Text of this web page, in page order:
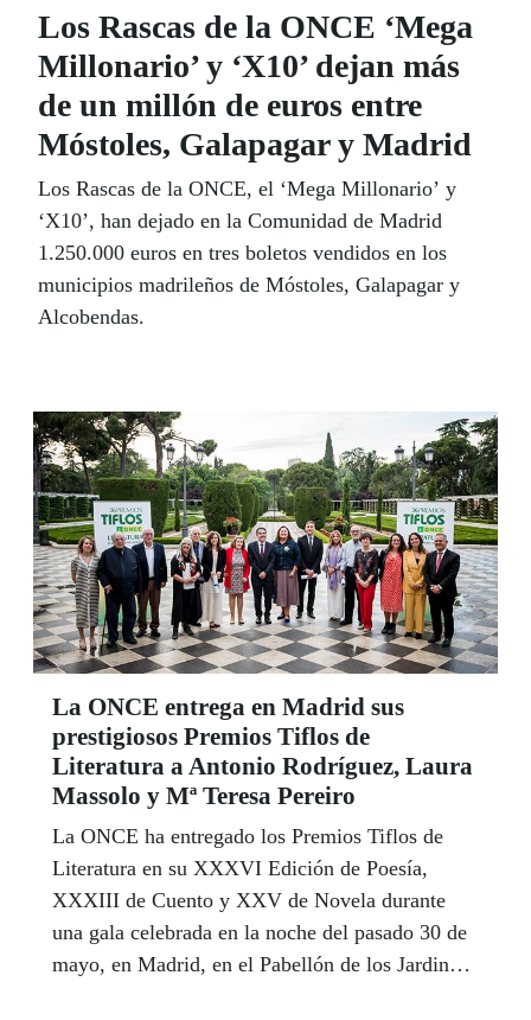
Los Rascas de la ONCE ‘Mega
Millonario’ y ‘X10’ dejan más
de un millón de euros entre
Móstoles, Galapagar y Madrid
Los Rascas de la ONCE, el ‘Mega Millonario’ y
‘X10’, han dejado en la Comunidad de Madrid
1.250.000 euros en tres boletos vendidos en los
municipios madrileños de Móstoles, Galapagar y
Alcobendas.
La ONCE entrega en Madrid sus
prestigiosos Premios Tiflos de
Literatura a Antonio Rodríguez, Laura
Massolo y Mª Teresa Pereiro
La ONCE ha entregado los Premios Tiflos de
Literatura en su XXXVI Edición de Poesía,
XXXIII de Cuento y XXV de Novela durante
una gala celebrada en la noche del pasado 30 de
mayo, en Madrid, en el Pabellón de los Jardines